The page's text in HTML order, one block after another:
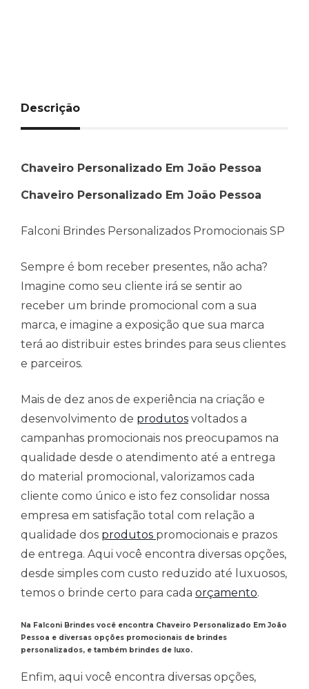
Descrição
Chaveiro Personalizado Em João Pessoa
Chaveiro Personalizado Em João Pessoa
Falconi Brindes Personalizados Promocionais SP
Sempre é bom receber presentes, não acha?
Imagine como seu cliente irá se sentir ao
receber um brinde promocional com a sua
marca, e imagine a exposição que sua marca
terá ao distribuir estes brindes para seus clientes
e parceiros.
Mais de dez anos de experiência na criação e
desenvolvimento de produtos voltados a
campanhas promocionais nos preocupamos na
qualidade desde o atendimento até a entrega
do material promocional, valorizamos cada
cliente como único e isto fez consolidar nossa
empresa em satisfação total com relação a
qualidade dos produtos promocionais e prazos
de entrega. Aqui você encontra diversas opções,
desde simples com custo reduzido até luxuosos,
temos o brinde certo para cada orçamento.
Na Falconi Brindes você encontra Chaveiro Personalizado Em João
Pessoa e diversas opções promocionais de brindes
personalizados, e também brindes de luxo.
Enfim, aqui você encontra diversas opções,